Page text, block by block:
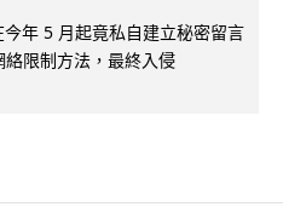
年 5 月起竟私自建立秘密留言
限制方法，最終入侵